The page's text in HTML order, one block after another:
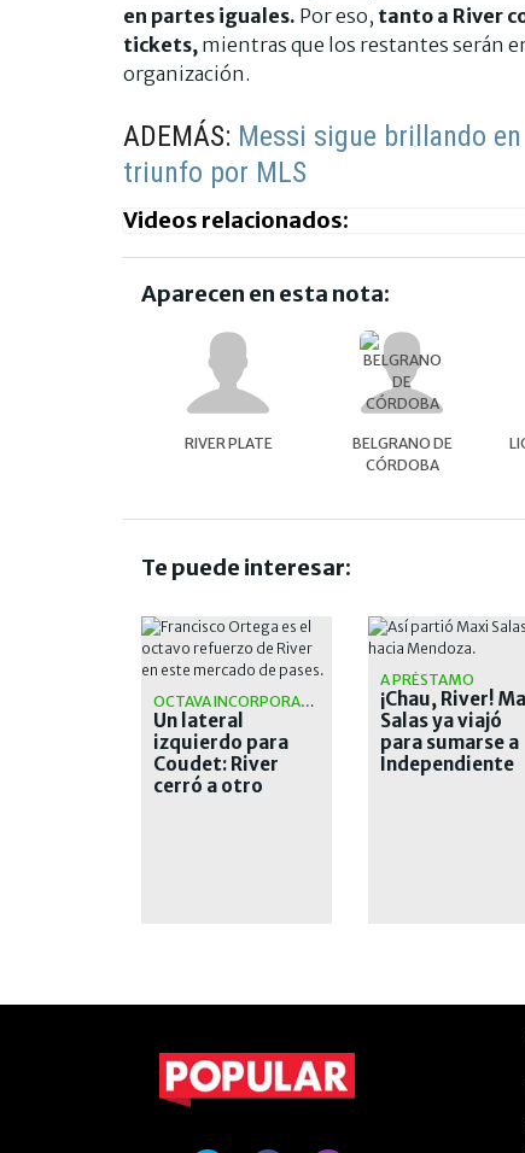
en partes iguales. Por eso, tanto a River
tickets, mientras que los restantes serán
organización.
ADEMÁS: Messi sigue brillando
triunfo por MLS
Videos relacionados:
Aparecen en esta nota:
RIVER PLATE
BELGRANO DE
CÓRDOBA
Te puede interesar:
OCTAVA INCORPORACIÓN
Un lateral
izquierdo para
Coudet: River
cerró a otro
A PRÉSTAMO
¡Chau, River!
Salas ya viajó
para sumarse a
Independiente